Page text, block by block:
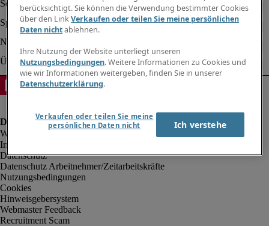
Impressum
Datenschutz
Datenschutz Arbeitnehmer/Zeitarbeitskräfte
Nutzungsbedingungen
Cookies
Hinweisgebersystem
Webmaster Feedback
Recruitment Scam
berücksichtigt. Sie können die Verwendung bestimmter Cookies
über den LinkVerkaufen oder teilen Sie meine persönlichen
Daten nichtablehnen.
Ihre Nutzung der Website unterliegt unseren
Nutzungsbedingungen. Weitere Informationen zu Cookies und
wie wir Informationen weitergeben, finden Sie in unserer
Datenschutzerklärung.
Verkaufen oder teilen Sie meine
persönlichen Daten nicht
Ich verstehe